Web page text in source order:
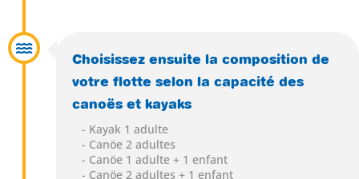
Choisissez ensuite la composition de
votre flotte selon la capacité des
canoës et kayaks
- Kayak 1 adulte
- Canöe 2 adultes
- Canöe 1 adulte + 1 enfant
- Canöe 2 adultes + 1 enfant